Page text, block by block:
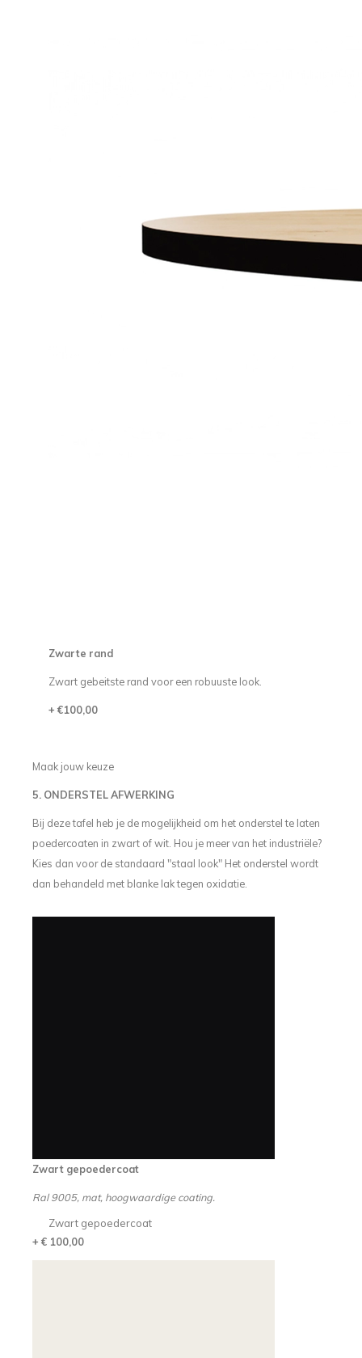
Zwarte rand
Zwart gebeitste rand voor een robuuste look.
+ €100,00
Maak jouw keuze
5. ONDERSTEL AFWERKING
Bij deze tafel heb je de mogelijkheid om het onderstel te laten
poedercoaten in zwart of wit. Hou je meer van het industriële?
Kies dan voor de standaard "staal look" Het onderstel wordt
dan behandeld met blanke lak tegen oxidatie.
Zwart gepoedercoat
Ral 9005, mat, hoogwaardige coating.
Zwart gepoedercoat
+ € 100,00